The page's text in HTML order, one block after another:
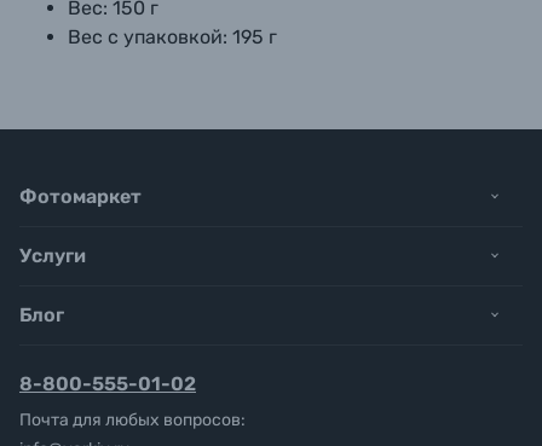
Вес: 150 г
Вес с упаковкой: 195 г
Фотомаркет
Услуги
Блог
8-800-555-01-02
Почта для любых вопросов: